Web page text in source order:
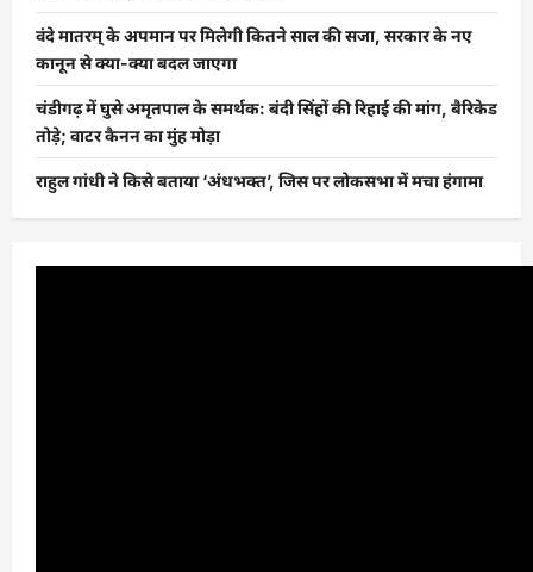
वंदे मातरम् के अपमान पर मिलेगी कितने साल की सजा, सरकार के नए
कानून से क्या-क्या बदल जाएगा
चंडीगढ़ में घुसे अमृतपाल के समर्थक: बंदी सिंहों की रिहाई की मांग, बैरिकेड
तोड़े; वाटर कैनन का मुंह मोड़ा
राहुल गांधी ने किसे बताया ‘अंधभक्त’, जिस पर लोकसभा में मचा हंगामा